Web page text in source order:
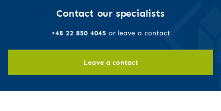
Contact our specialists
+48 22 850 4045 or leave a contact
Leave a contact